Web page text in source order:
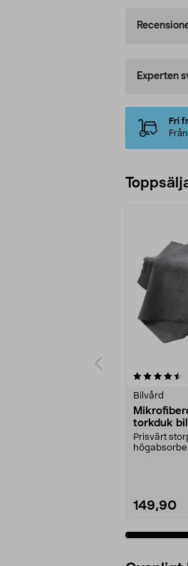
Experten
Fri
Bilvård
torkduk
Prisvärt
149,90